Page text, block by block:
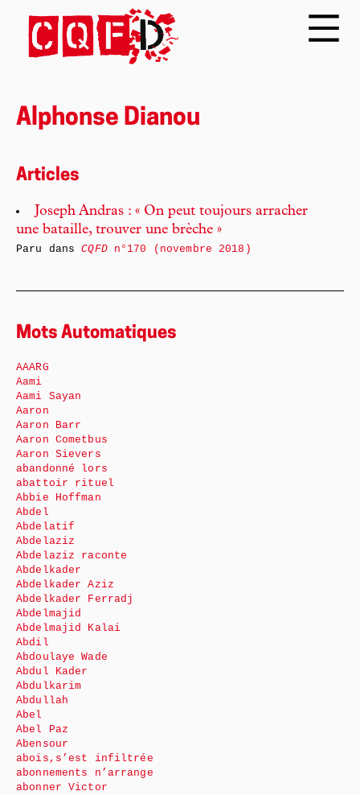
Alphonse Dianou
Articles
Joseph Andras : « On peut toujours arracher
une bataille, trouver une brèche »
Paru dansCQFDn°170 (novembre 2018)
Mots Automatiques
AAARG
Aami
Aami Sayan
Aaron
Aaron Barr
Aaron Cometbus
Aaron Sievers
abandonné lors
abattoir rituel
Abbie Hoffman
Abdel
Abdelatif
Abdelaziz
Abdelaziz raconte
Abdelkader
Abdelkader Aziz
Abdelkader Ferradj
Abdelmajid
Abdelmajid Kalai
Abdil
Abdoulaye Wade
Abdul Kader
Abdulkarim
Abdullah
Abel
Abel Paz
Abensour
abois,s’est infiltrée
abonnements n’arrange
abonner Victor